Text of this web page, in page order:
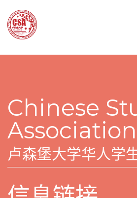
Chinese
Association
卢森堡大学华人学